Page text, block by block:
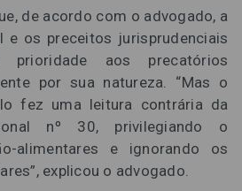
de acordo com o advogado, a
e os preceitos jurisprudenciais
prioridade aos precatórios
por sua natureza. “Mas o
fez uma leitura contrária da
nº 30, privilegiando o
alimentares e ignorando os
explicou o advogado.